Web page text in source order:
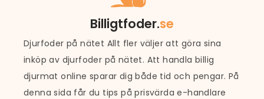
Billigtfoder.se
Djurfoder på nätet Allt fler väljer att göra sina
inköp av djurfoder på nätet. Att handla billig
djurmat online sparar dig både tid och pengar. På
denna sida får du tips på prisvärda e-handlare